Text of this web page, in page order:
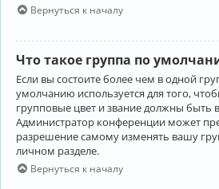
Вернуться к началу
Что такое группа по
Если вы состоите более чем в одной
умолчанию используется для того,
групповые цвет и звание должны быть
Администратор конференции может
разрешение самому изменять вашу
личном разделе.
Вернуться к началу